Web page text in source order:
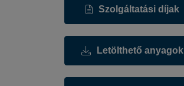
Szolgáltatási díjak
Letölthető anyagok